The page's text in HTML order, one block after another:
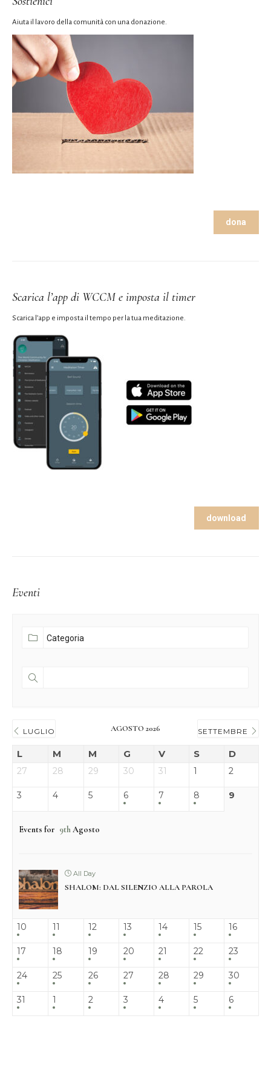
Aiuta il lavoro della comunità con una donazione.
dona
Scarica l’app di WCCM e imposta il timer
Scarica l’app e imposta il tempo per la tua meditazione.
download
Eventi
LUGLIO AGOSTO 2026 SETTEMBRE
L M M G V S D
27 28 29 30 31 1 2
3 4 5 6 7 8 9
Events for 9thAgosto
All Day
SHALOM: DAL SILENZIO ALLA PAROLA
10 11 12 13 14 15 16
17 18 19 20 21 22 23
24 25 26 27 28 29 30
31 1 2 3 4 5 6